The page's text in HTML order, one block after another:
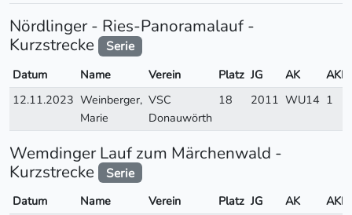
Nördlinger - Ries-Panoramalauf -
Kurzstrecke
Serie
Datum Name Verein Platz JG AK
12.11.2023 Weinberger,
Marie
VSC
Donauwörth
18 2011 WU14 1
Wemdinger Lauf zum Märchenwald -
Kurzstrecke
Serie
Datum Name Verein Platz JG AK